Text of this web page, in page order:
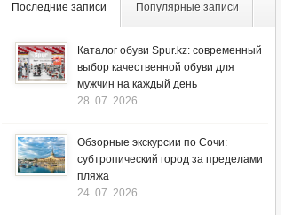
Последние записи Популярные записи
Каталог обуви Spur.kz: современный
выбор качественной обуви для
мужчин на каждый день
28. 07. 2026
Обзорные экскурсии по Сочи:
субтропический город за пределами
пляжа
24. 07. 2026